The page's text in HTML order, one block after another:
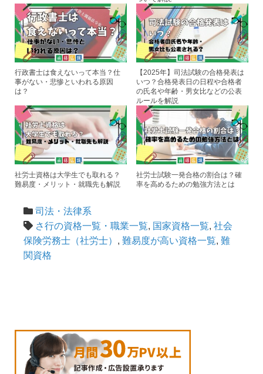
行政書士は食えないって本当？仕
事がない・悲惨といわれる原因
は？
【2025年】司法試験の合格発表は
いつ？合格発表日の日程や合格者
の氏名や年齢・男女比などの公表
ルールを解説
社労士資格は大学生でも取れる？
難易度・メリット・就職先も解説
社労士試験一発合格の割合は？確
率を高めるための勉強方法とは
司法・法律系
さ行の資格一覧・職業一覧, 国家資格一覧, 社会
保険労務士（社労士） , 難易度が高い資格一覧, 難
関資格